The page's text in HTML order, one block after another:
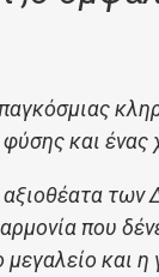
και ένας
των
που
μεγαλείο και η